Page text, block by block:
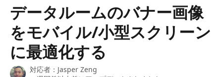
データルームのバナー画像
をモバイル/小型スクリーン
に最適化する
対応者： Jasper Zeng